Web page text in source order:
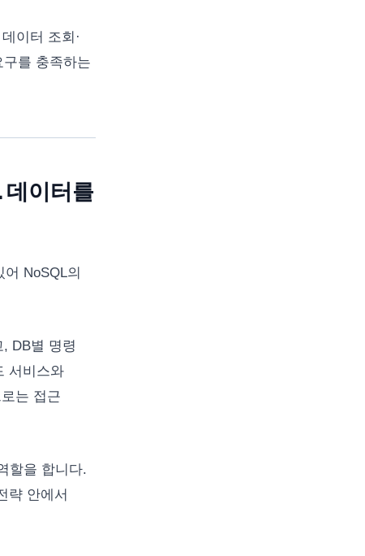
이터 조회·
를 충족하는
데이터를
NoSQL의
DB별 명령
서비스와
는 접근
할을 합니다.
략 안에서